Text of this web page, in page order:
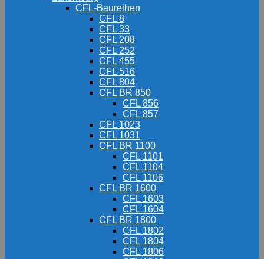
CFL-Baureihen
CFL 8
CFL 33
CFL 208
CFL 252
CFL 455
CFL 516
CFL 804
CFL BR 850
CFL 856
CFL 857
CFL 1023
CFL 1031
CFL BR 1100
CFL 1101
CFL 1104
CFL 1106
CFL BR 1600
CFL 1603
CFL 1604
CFL BR 1800
CFL 1802
CFL 1804
CFL 1806